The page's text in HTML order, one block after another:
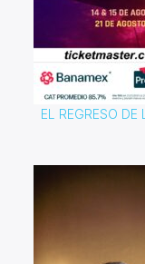
EL REGRESO